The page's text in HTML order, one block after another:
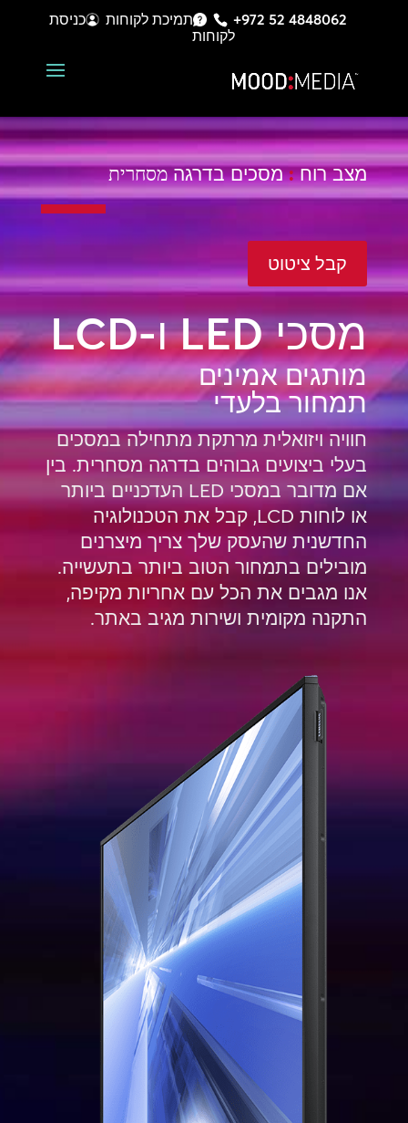
+972 52 4848062 תמיכת לקוחות
כניסת
לקוחות
מצב רוח:מסכים בדרגהמסחרית
קבל ציטוט
מסכי LED ו-LCD
מותגים אמינים
תמחור בלעדי
חוויה ויזואלית מרתקת מתחילה במסכים
בעלי ביצועים גבוהים בדרגה מסחרית. בין
אם מדובר במסכי LED העדכניים ביותר
או לוחות LCD, קבל את הטכנולוגיה
החדשנית שהעסק שלך צריך מיצרנים
מובילים בתמחור הטוב ביותר בתעשייה.
אנו מגבים את הכל עם אחריות מקיפה,
התקנה מקומית ושירות מגיב באתר.